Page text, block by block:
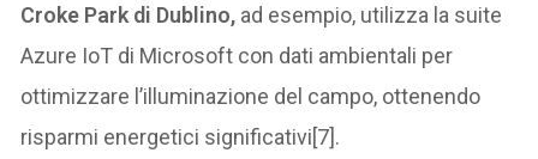
Croke Park di Dublino, ad esempio, utilizza la suite
Azure IoT di Microsoft con dati ambientali per
ottimizzare l’illuminazione del campo, ottenendo
risparmi energetici significativi[7].